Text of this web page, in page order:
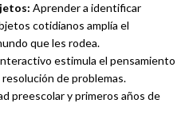
Aprender a identificar
cotidianos amplía el
que les rodea.
estimula el pensamiento
resolución de problemas.
preescolar y primeros años de